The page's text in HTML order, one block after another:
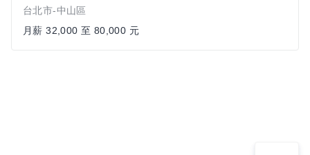
台北市-中山區
月薪 32,000 至 80,000 元